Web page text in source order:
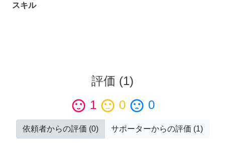
スキル
評価 (1)
sentiment_satisfied 1 sentiment_neutral 0 sentiment_dissatisfied 0
依頼者からの評価 (0) サポーターからの評価 (1)